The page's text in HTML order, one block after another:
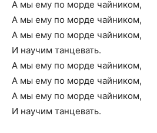
А мы ему по морде чайником,
А мы ему по морде чайником,
А мы ему по морде чайником,
И научим танцевать.
А мы ему по морде чайником,
А мы ему по морде чайником,
А мы ему по морде чайником,
И научим танцевать.